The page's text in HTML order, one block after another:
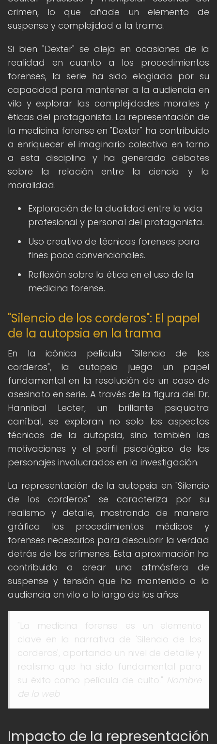
crimen, lo que añade un elemento de
suspense y complejidad a la trama.
Si bien "Dexter" se aleja en ocasiones de la
realidad en cuanto a los procedimientos
forenses, la serie ha sido elogiada por su
capacidad para mantener a la audiencia en
vilo y explorar las complejidades morales y
éticas del protagonista. La representación de
la medicina forense en "Dexter" ha contribuido
a enriquecer el imaginario colectivo en torno
a esta disciplina y ha generado debates
sobre la relación entre la ciencia y la
moralidad.
Exploración de la dualidad entre la vida
profesional y personal del protagonista.
Uso creativo de técnicas forenses para
fines poco convencionales.
Reflexión sobre la ética en el uso de la
medicina forense.
"Silencio de los corderos": El papel
de la autopsia en la trama
En la icónica película "Silencio de los
corderos", la autopsia juega un papel
fundamental en la resolución de un caso de
asesinato en serie. A través de la figura del Dr.
Hannibal Lecter, un brillante psiquiatra
caníbal, se exploran no solo los aspectos
técnicos de la autopsia, sino también las
motivaciones y el perfil psicológico de los
personajes involucrados en la investigación.
La representación de la autopsia en "Silencio
de los corderos" se caracteriza por su
realismo y detalle, mostrando de manera
gráfica los procedimientos médicos y
forenses necesarios para descubrir la verdad
detrás de los crímenes. Esta aproximación ha
contribuido a crear una atmósfera de
suspense y tensión que ha mantenido a la
audiencia en vilo a lo largo de los años.
"La medicina forense es un elemento
clave en la narrativa de 'Silencio de los
corderos', aportando un nivel de detalle y
realismo que ha sido fundamental para
su éxito como película de culto." Nombre
de la web
Impacto de la representación